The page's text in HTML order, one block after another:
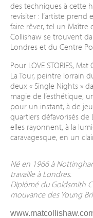
des techniques à cette
revisiter : l’artiste
faire rêver, tel un Maître
Collishaw se trouvent
Londres et du Centre
Pour LOVE STORIES,
La Tour, peintre lorrain
deux « Single Nights »
magie de l’esthétique,
pour un instant, à de
quartiers défavorisés
elles rayonnent, à la
caravagesque, en un
Né en 1966 à
travaille à Londres.
Diplômé du Goldsmith
mouvance des Young